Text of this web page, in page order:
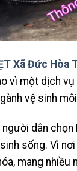
Xã Đức Hòa
vì một dịch vụ
vệ sinh
dân chọn
sống. Vì
mang nhiều